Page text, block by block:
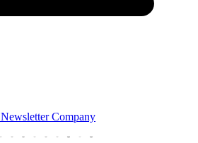
NewsletterCompany